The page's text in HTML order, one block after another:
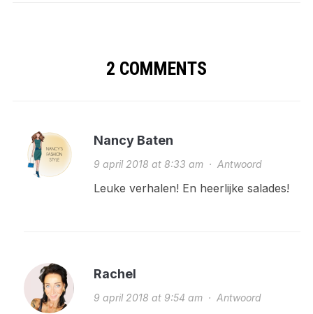
2 COMMENTS
Nancy Baten
9 april 2018 at 8:33 am· Antwoord
Leuke verhalen! En heerlijke salades!
Rachel
9 april 2018 at 9:54 am· Antwoord